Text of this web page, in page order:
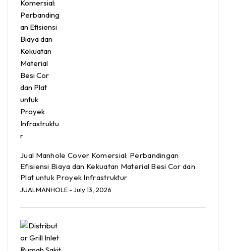
Jual Manhole Cover Komersial: Perbandingan
Efisiensi Biaya dan Kekuatan Material Besi Cor dan
Plat untuk Proyek Infrastruktur
JUALMANHOLE - July 13, 2026